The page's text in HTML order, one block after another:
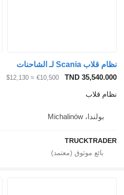
نظام قلاب Scania لـ الشاحنات
TND 35,540.000
€10,500
≈ $12,130
نظام قلاب
بولندا، Michalinów
TRUCKTRADER